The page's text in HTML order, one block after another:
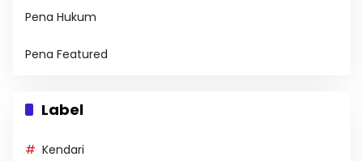
Pena Hukum
Pena Featured
Label
Kendari